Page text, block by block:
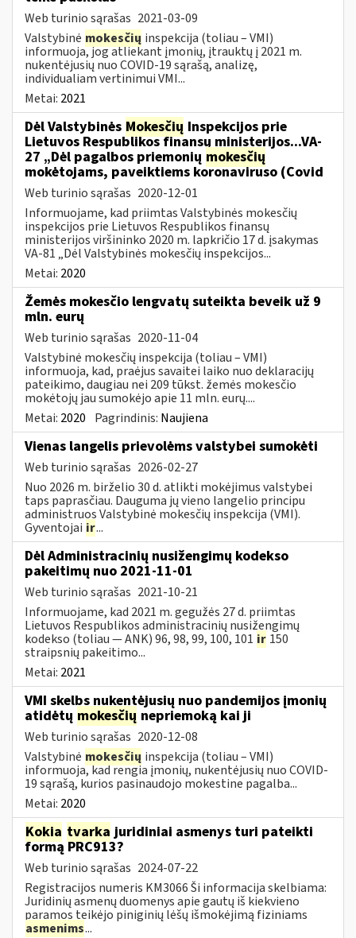
Web turinio sąrašas 2021-03-09
Valstybinė mokesčių inspekcija (toliau – VMI)
informuoja, jog atliekant įmonių, įtrauktų į 2021 m.
nukentėjusių nuo COVID-19 sąrašą, analizę,
individualiam vertinimui VMI...
Metai: 2021
Dėl Valstybinės Mokesčių Inspekcijos prie
Lietuvos Respublikos finansų ministerijos...VA-
27 „Dėl pagalbos priemonių mokesčių
mokėtojams, paveiktiems koronaviruso (Covid
Web turinio sąrašas 2020-12-01
Informuojame, kad priimtas Valstybinės mokesčių
inspekcijos prie Lietuvos Respublikos finansų
ministerijos viršininko 2020 m. lapkričio 17 d. įsakymas
VA-81 „Dėl Valstybinės mokesčių inspekcijos...
Metai: 2020
Žemės mokesčio lengvatų suteikta beveik už 9
mln. eurų
Web turinio sąrašas 2020-11-04
Valstybinė mokesčių inspekcija (toliau – VMI)
informuoja, kad, praėjus savaitei laiko nuo deklaracijų
pateikimo, daugiau nei 209 tūkst. žemės mokesčio
mokėtojų jau sumokėjo apie 11 mln. eurų....
Metai: 2020 Pagrindinis: Naujiena
Vienas langelis prievolėms valstybei sumokėti
Web turinio sąrašas 2026-02-27
Nuo 2026 m. birželio 30 d. atlikti mokėjimus valstybei
taps paprasčiau. Dauguma jų vieno langelio principu
administruos Valstybinė mokesčių inspekcija (VMI).
Gyventojai ir...
Dėl Administracinių nusižengimų kodekso
pakeitimų nuo 2021-11-01
Web turinio sąrašas 2021-10-21
Informuojame, kad 2021 m. gegužės 27 d. priimtas
Lietuvos Respublikos administracinių nusižengimų
kodekso (toliau — ANK) 96, 98, 99, 100, 101 ir 150
straipsnių pakeitimo...
Metai: 2021
VMI skelbs nukentėjusių nuo pandemijos įmonių
atidėtų mokesčių nepriemoką kai ji
Web turinio sąrašas 2020-12-08
Valstybinė mokesčių inspekcija (toliau – VMI)
informuoja, kad rengia įmonių, nukentėjusių nuo COVID-
19 sąrašą, kurios pasinaudojo mokestine pagalba...
Metai: 2020
Kokia tvarka juridiniai asmenys turi pateikti
formą PRC913?
Web turinio sąrašas 2024-07-22
Registracijos numeris KM3066 Ši informacija skelbiama:
Juridinių asmenų duomenys apie gautų iš kiekvieno
paramos teikėjo piniginių lėšų išmokėjimą fiziniams
asmenims...